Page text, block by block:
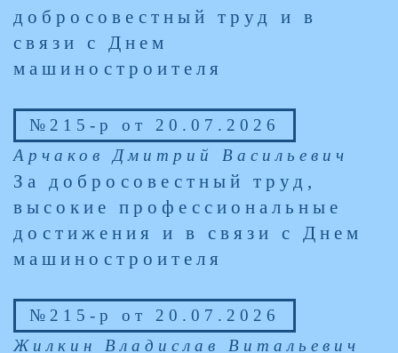
добросовестный труд и в
связи с Днем
машиностроителя
№215-р от 20.07.2026
Арчаков Дмитрий Васильевич
За добросовестный труд,
высокие профессиональные
достижения и в связи с Днем
машиностроителя
№215-р от 20.07.2026
Жилкин Владислав Витальевич